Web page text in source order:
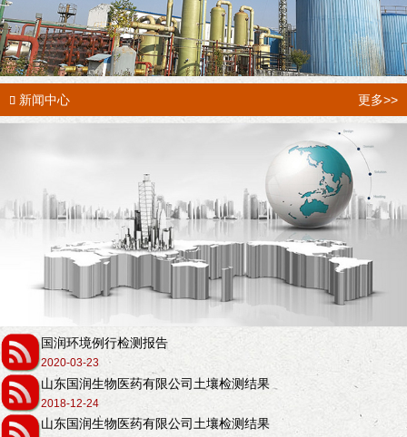
 新闻中心 更多>>
国润环境例行检测报告
2020-03-23
山东国润生物医药有限公司土壤检测结果
2018-12-24
山东国润生物医药有限公司土壤检测结果